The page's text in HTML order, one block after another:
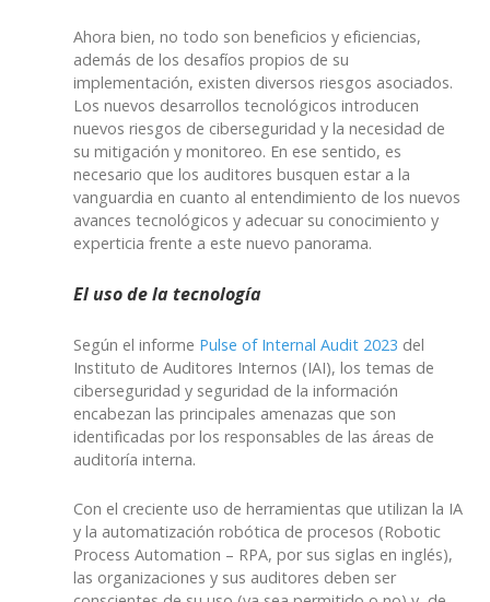
Ahora bien, no todo son beneficios y eficiencias,
además de los desafíos propios de su
implementación, existen diversos riesgos asociados.
Los nuevos desarrollos tecnológicos introducen
nuevos riesgos de ciberseguridad y la necesidad de
su mitigación y monitoreo. En ese sentido, es
necesario que los auditores busquen estar a la
vanguardia en cuanto al entendimiento de los nuevos
avances tecnológicos y adecuar su conocimiento y
experticia frente a este nuevo panorama.
El uso de la tecnología
Según el informe Pulse of Internal Audit 2023 del
Instituto de Auditores Internos (IAI), los temas de
ciberseguridad y seguridad de la información
encabezan las principales amenazas que son
identificadas por los responsables de las áreas de
auditoría interna.
Con el creciente uso de herramientas que utilizan la IA
y la automatización robótica de procesos (Robotic
Process Automation – RPA, por sus siglas en inglés),
las organizaciones y sus auditores deben ser